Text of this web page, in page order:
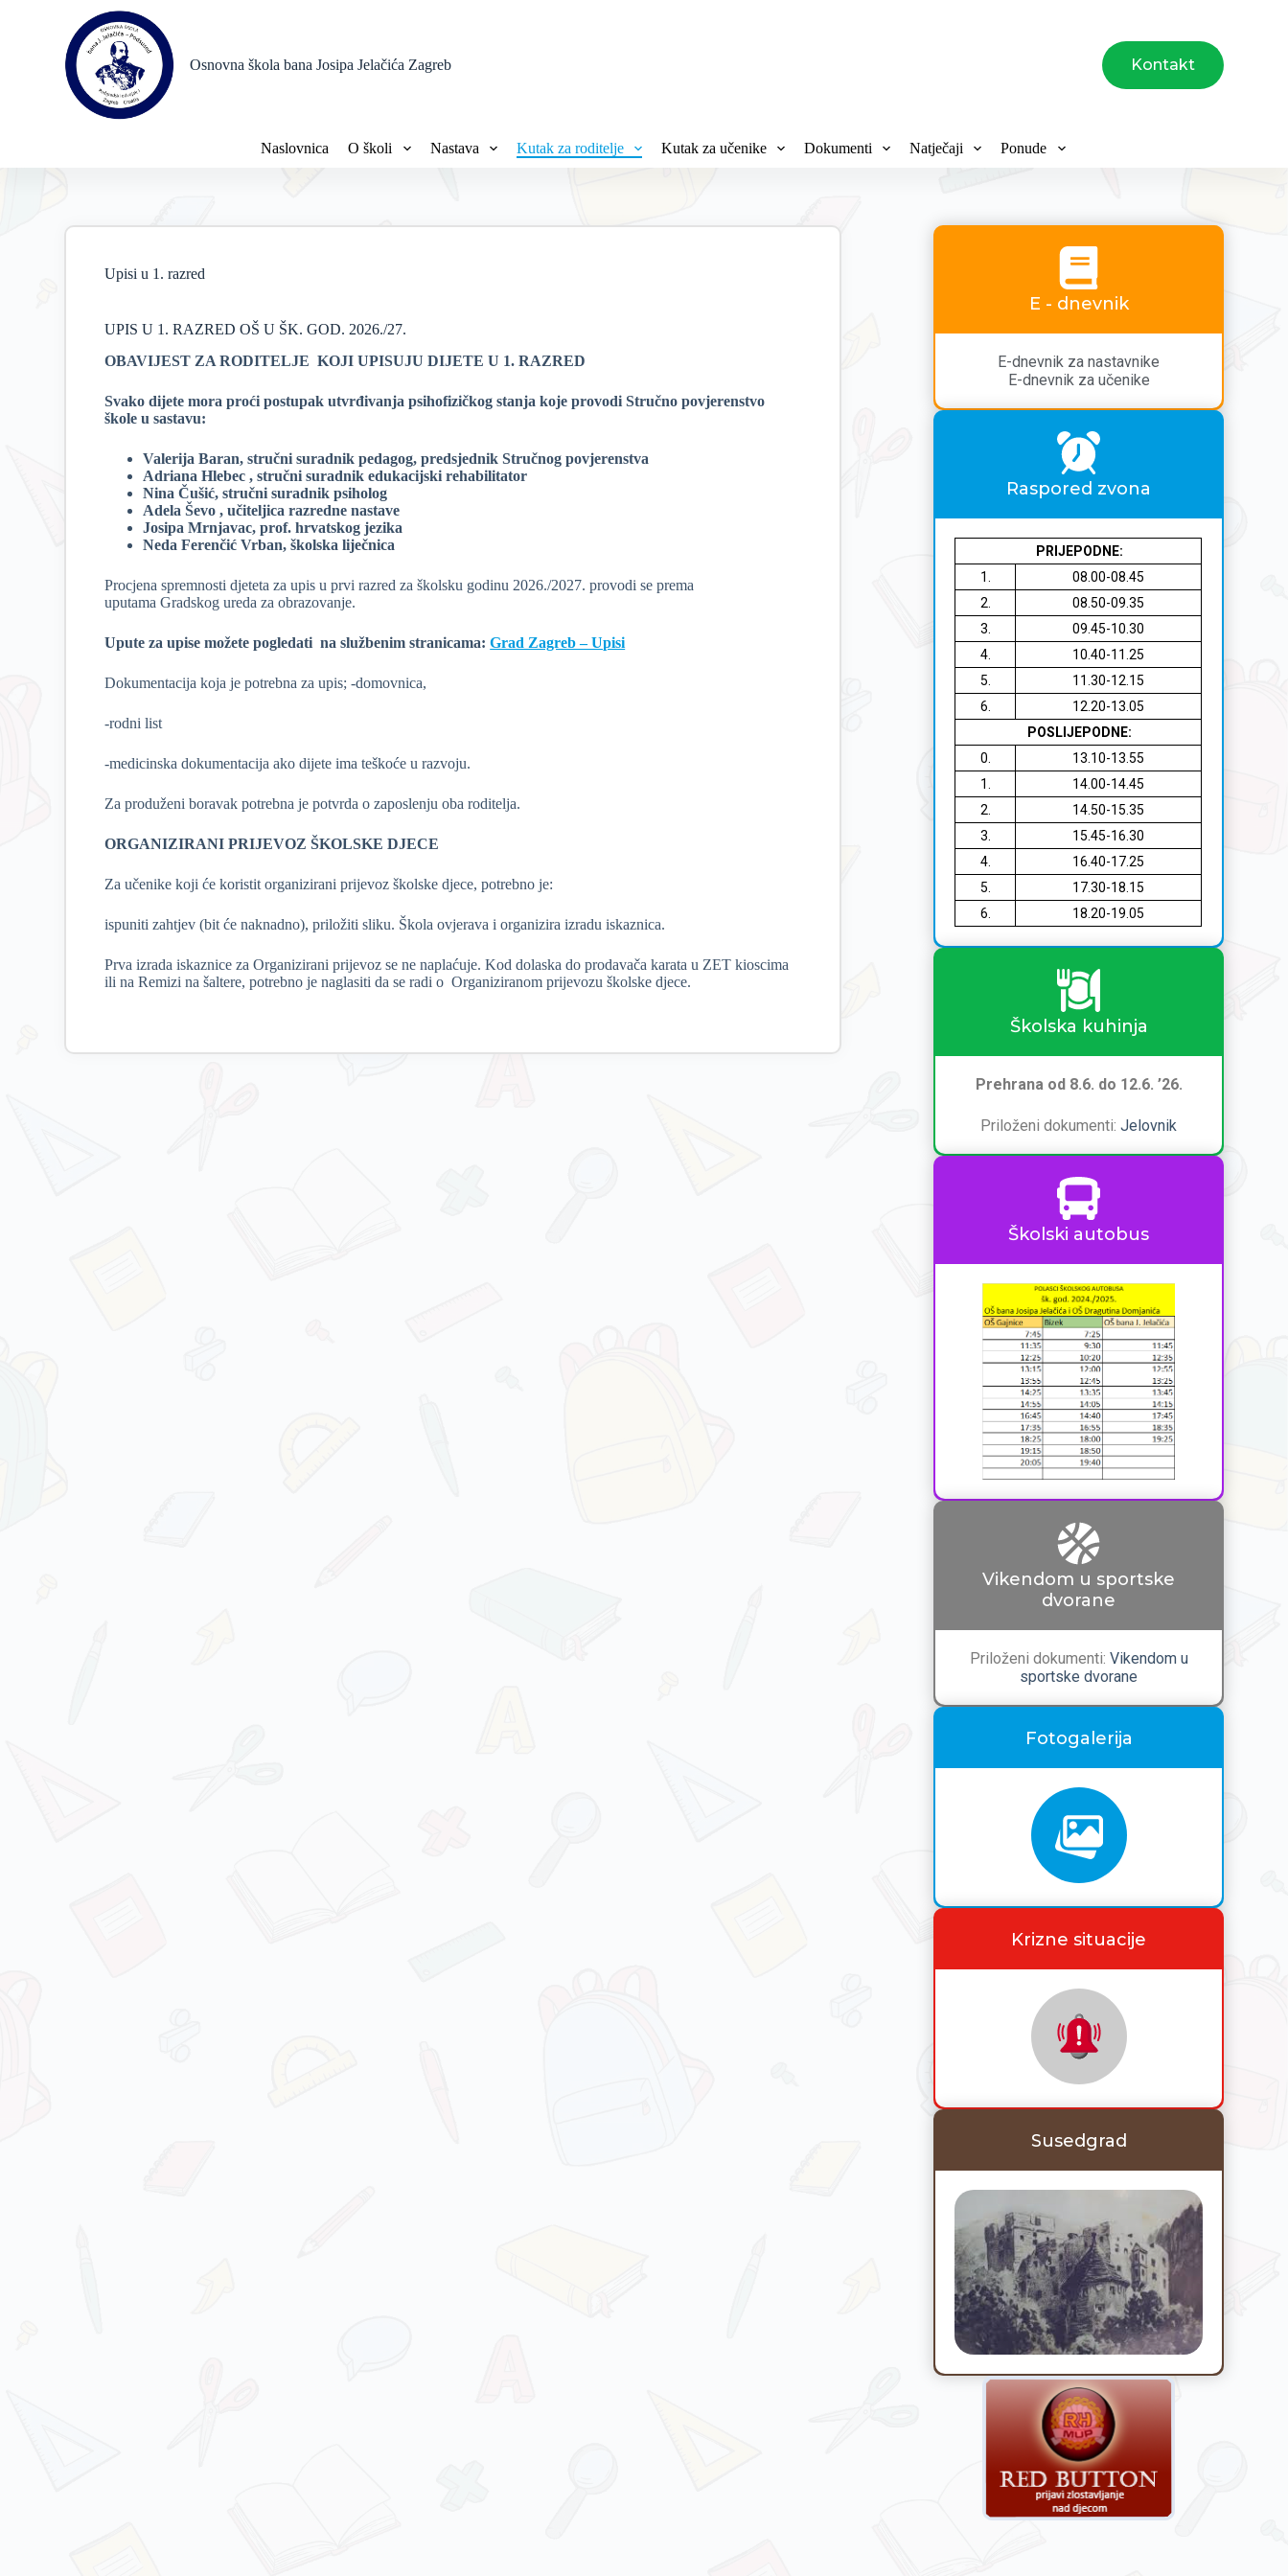
Osnovna škola bana Josipa Jelačića Zagreb Kontakt
Naslovnica O školi Nastava Kutak za roditelje Kutak za učenike Dokumenti Natječaji Ponude
Upisi u 1. razred
UPIS U 1. RAZRED OŠ U ŠK. GOD. 2026./27.
OBAVIJEST ZA RODITELJE KOJI UPISUJU DIJETE U 1. RAZRED
Svako dijete mora proći postupak utvrđivanja psihofizičkog stanja koje provodi Stručno povjerenstvo
škole u sastavu:
Valerija Baran, stručni suradnik pedagog, predsjednik Stručnog povjerenstva
Adriana Hlebec , stručni suradnik edukacijski rehabilitator
Nina Čušić, stručni suradnik psiholog
Adela Ševo , učiteljica razredne nastave
Josipa Mrnjavac, prof. hrvatskog jezika
Neda Ferenčić Vrban, školska liječnica
Procjena spremnosti djeteta za upis u prvi razred za školsku godinu 2026./2027. provodi se prema
uputama Gradskog ureda za obrazovanje.
Upute za upise možete pogledati na službenim stranicama:Grad Zagreb – Upisi
Dokumentacija koja je potrebna za upis; -domovnica,
-rodni list
-medicinska dokumentacija ako dijete ima teškoće u razvoju.
Za produženi boravak potrebna je potvrda o zaposlenju oba roditelja.
ORGANIZIRANI PRIJEVOZ ŠKOLSKE DJECE
Za učenike koji će koristit organizirani prijevoz školske djece, potrebno je:
ispuniti zahtjev (bit će naknadno), priložiti sliku. Škola ovjerava i organizira izradu iskaznica.
Prva izrada iskaznice za Organizirani prijevoz sene naplaćuje. Kod dolaska do prodavača karata u ZET kioscima
ili na Remizi na šaltere, potrebno je naglasiti da se radi o Organiziranom prijevozu školske djece.
E - dnevnik
E-dnevnik za nastavnike
E-dnevnik za učenike
Raspored zvona
PRIJEPODNE:
1.
08.00-08.45
2.
08.50-09.35
3.
09.45-10.30
4.
10.40-11.25
5.
11.30-12.15
6.
12.20-13.05
POSLIJEPODNE:
0.
13.10-13.55
1.
14.00-14.45
2.
14.50-15.35
3.
15.45-16.30
4.
16.40-17.25
5.
17.30-18.15
6.
18.20-19.05
Školska kuhinja
Prehrana od 8.6. do 12.6. ’26.
Priloženi dokumenti:Jelovnik
Školski autobus
Vikendom u sportske
dvorane
Priloženi dokumenti: Vikendom u
sportske dvorane
Fotogalerija
Krizne situacije
Susedgrad